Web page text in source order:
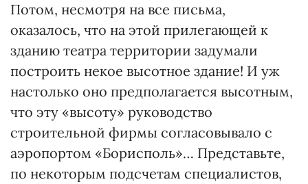
Потом, несмотря на все письма,
оказалось, что на этой прилегающей к
зданию театра территории задумали
построить некое высотное здание! И уж
настолько оно предполагается высотным,
что эту «высоту» руководство
строительной фирмы согласовывало с
аэропортом «Борисполь»… Представьте,
по некоторым подсчетам специалистов,